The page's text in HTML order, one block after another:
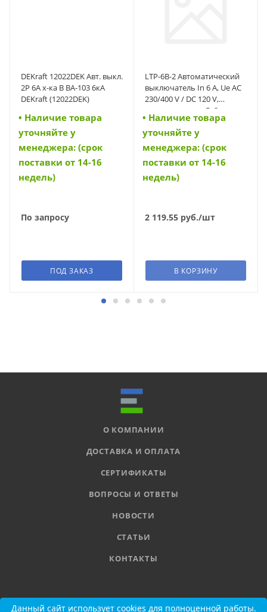
DEKraft 12022DEK Авт. выкл.
2Р 6А х-ка B ВА-103 6кА
DEKraft (12022DEK)
• Наличие товара
уточняйте у
менеджера: (срок
поставки от 14-16
недель)
По запросу
ПОД ЗАКАЗ
LTP-6B-2 Автоматический
выключатель In 6 A, Ue AC
230/400 V / DC 120 V,
характеристика B, 2-полюс,
Icn 6 kA (42216)
• Наличие товара
уточняйте у
менеджера: (срок
поставки от 14-16
недель)
2 119.55 руб./шт
В КОРЗИНУ
О КОМПАНИИ
ДОСТАВКА И ОПЛАТА
СЕРТИФИКАТЫ
ВОПРОСЫ И ОТВЕТЫ
НОВОСТИ
СТАТЬИ
КОНТАКТЫ
8 800 555-11-78
Данный сайт использует cookies для полноценной работы.
Данный сайт использует cookies для полноценной работы.